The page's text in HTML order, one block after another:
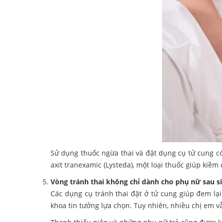
Sử dụng thuốc ngừa thai và đặt dụng cụ tử cung
axit tranexamic (Lysteda), một loại thuốc giúp
Vòng tránh thai không chỉ dành cho phụ nữ sau
Các dụng cụ tránh thai đặt ở tử cung giúp đem
khoa tin tưởng lựa chọn. Tuy nhiên, nhiều chị em